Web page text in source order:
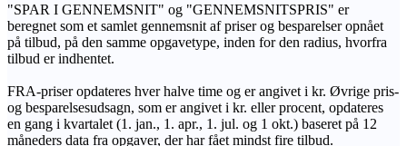
"SPAR I GENNEMSNIT" og "GENNEMSNITSPRIS" er
beregnet som et samlet gennemsnit af priser og besparelser opnået
på tilbud, på den samme opgavetype, inden for den radius, hvorfra
tilbud er indhentet.
FRA-priser opdateres hver halve time og er angivet i kr. Øvrige pris-
og besparelsesudsagn, som er angivet i kr. eller procent, opdateres
en gang i kvartalet (1. jan., 1. apr., 1. jul. og 1 okt.) baseret på 12
måneders data fra opgaver, der har fået mindst fire tilbud.